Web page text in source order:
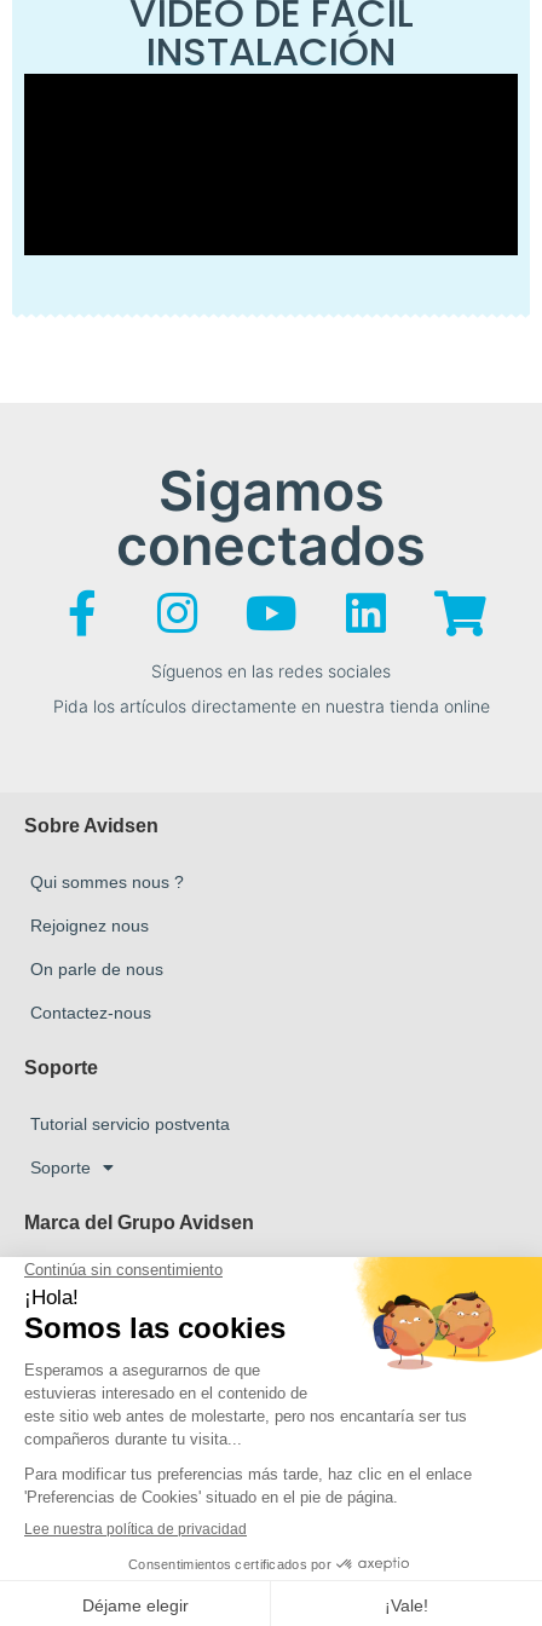
VÍDEO DE FÁCIL
INSTALACIÓN
Sigamos
conectados
Síguenos en las redes sociales
Pida los artículos directamente en nuestra tienda online
Sobre Avidsen
Qui sommes nous ?
Rejoignez nous
On parle de nous
Contactez-nous
Soporte
Tutorial servicio postventa
Soporte
Marca del Grupo Avidsen
Marca Avidsen
Marca Extel
La marca Thomson
Marca Philips
Copyright 2026 © Todos los derechos reservados Avidsen
Haz clic aquí para actualizar tu configuración de